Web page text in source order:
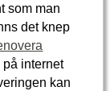
som man
det knep
internet
kan